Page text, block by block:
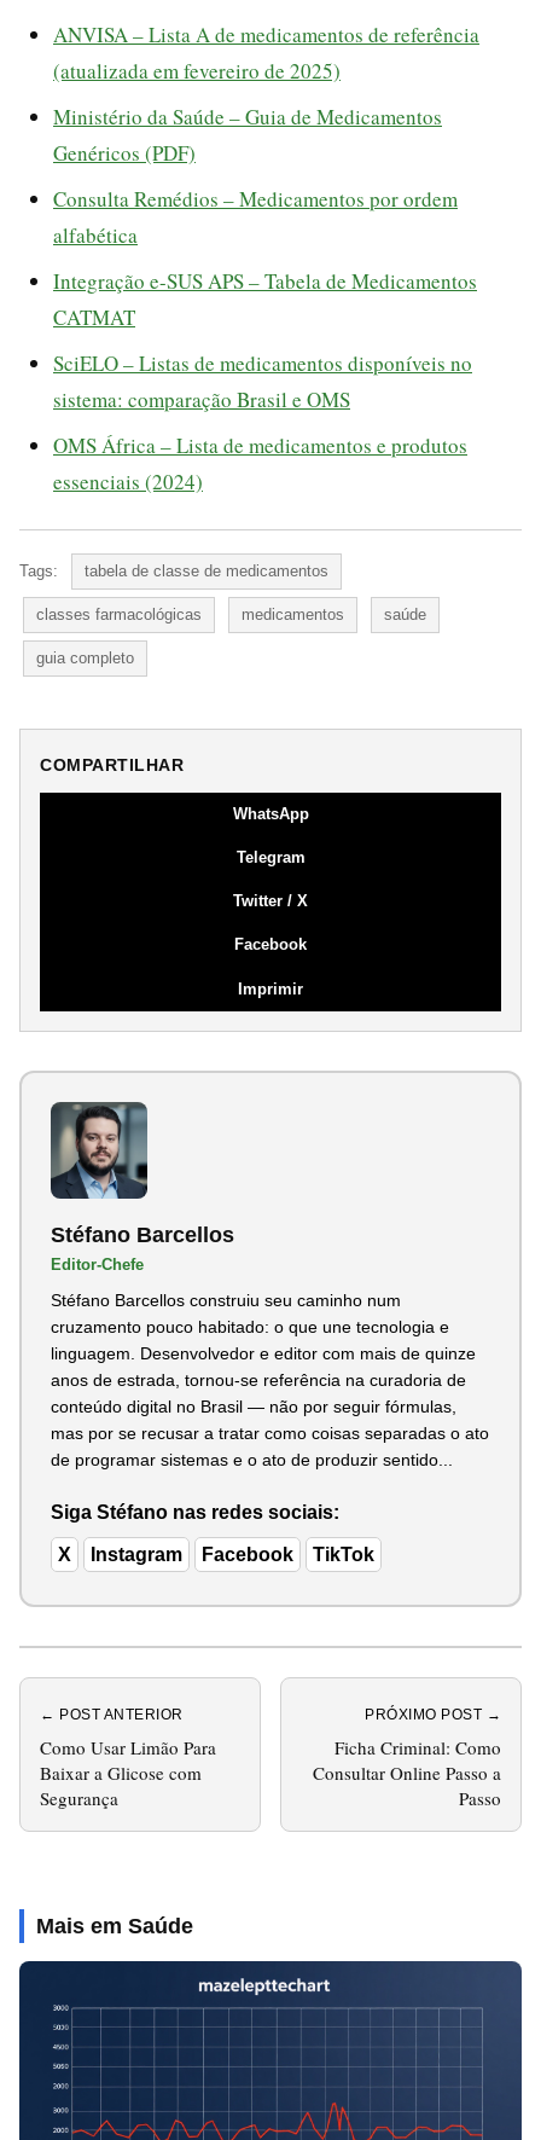
ANVISA – Lista A de medicamentos de referência
(atualizada em fevereiro de 2025)
Ministério da Saúde – Guia de Medicamentos
Genéricos (PDF)
Consulta Remédios – Medicamentos por ordem
alfabética
Integração e-SUS APS – Tabela de Medicamentos
CATMAT
SciELO – Listas de medicamentos disponíveis no
sistema: comparação Brasil e OMS
OMS África – Lista de medicamentos e produtos
essenciais (2024)
Tags: tabela de classe de medicamentos
classes farmacológicas medicamentos saúde
guia completo
COMPARTILHAR
WhatsApp
Telegram
Twitter / X
Facebook
Imprimir
Stéfano Barcellos
Editor-Chefe
Stéfano Barcellos construiu seu caminho num
cruzamento pouco habitado: o que une tecnologia e
linguagem. Desenvolvedor e editor com mais de quinze
anos de estrada, tornou-se referência na curadoria de
conteúdo digital no Brasil — não por seguir fórmulas,
mas por se recusar a tratar como coisas separadas o ato
de programar sistemas e o ato de produzir sentido...
Siga Stéfano nas redes sociais:
X Instagram Facebook TikTok
← POST ANTERIOR
Como Usar Limão Para
Baixar a Glicose com
Segurança
PRÓXIMO POST →
Ficha Criminal: Como
Consultar Online Passo a
Passo
Mais em Saúde